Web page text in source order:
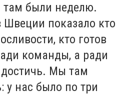
были неделю.
показало кто
кто готов
команды, а ради
достичь. Мы там
у нас было по три